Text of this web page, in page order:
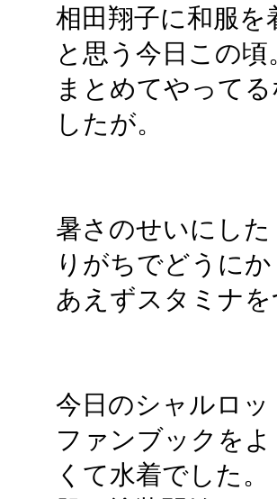
相田翔子に和服
と思う今日この
まとめてやって
したが。
暑さのせいにし
りがちでどうに
あえずスタミナ
今日のシャルロ
ファンブックを
くて水着でした。